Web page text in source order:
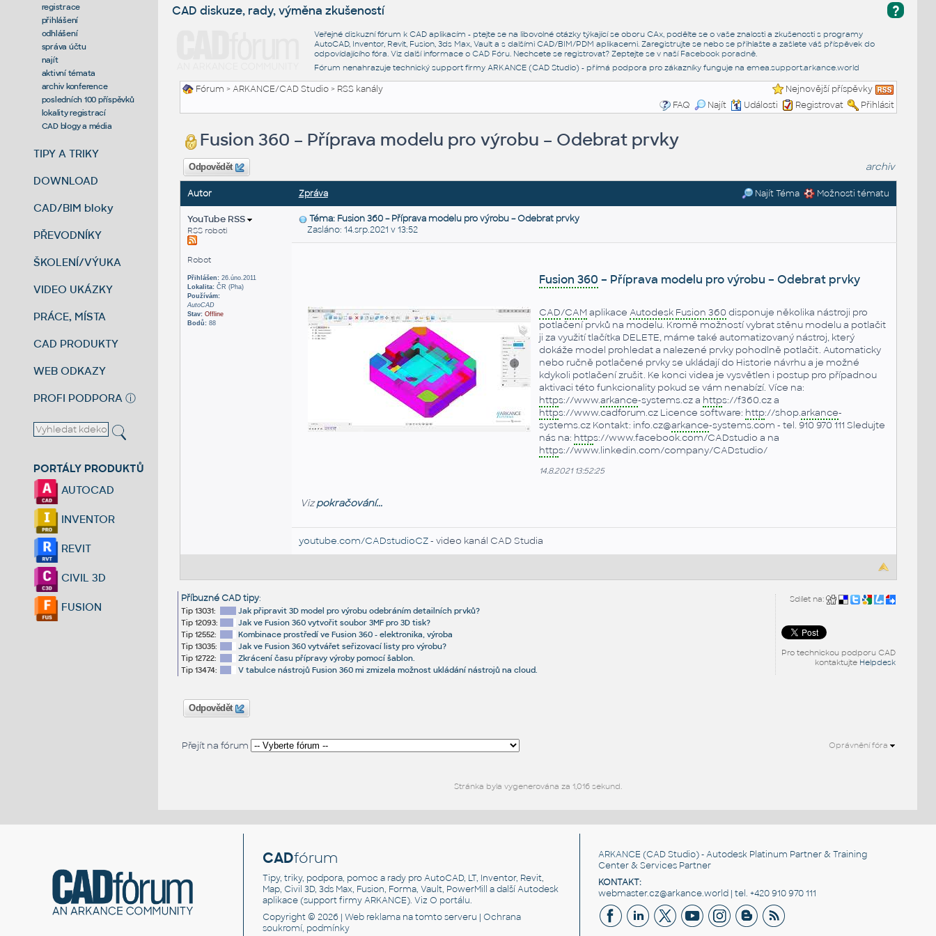
registrace
přihlášení
odhlášení
správa účtu
najít
aktivní témata
archiv konference
posledních 100 příspěvků
lokality registrací
CAD blogy a média
TIPY A TRIKY
DOWNLOAD
CAD/BIM bloky
PŘEVODNÍKY
ŠKOLENÍ/VÝUKA
VIDEO UKÁZKY
PRÁCE, MÍSTA
CAD PRODUKTY
WEB ODKAZY
PROFI PODPORA ⓘ
PORTÁLY PRODUKTŮ
AUTOCAD
INVENTOR
REVIT
CIVIL 3D
FUSION
?
CAD diskuze, rady, výměna zkušeností
Veřejné diskuzní fórum k CAD aplikacím - ptejte se na libovolné otázky týkající se oboru CAx, podělte se o vaše znalosti a zkušenosti s programy
AutoCAD, Inventor, Revit, Fusion, 3ds Max, Vault a s dalšími CAD/BIM/PDM aplikacemi. Zaregistrujte se nebo se přihlašte a zašlete váš příspěvek do
odpovídajícího fóra. Viz další informace o CAD Fóru. Nechcete se registrovat? Zeptejte se v naší Facebook poradně.
Fórum nenahrazuje technický support firmy ARKANCE (CAD Studio) - přímá podpora pro zákazníky funguje na emea.support.arkance.world
Fórum >ARKANCE/CAD Studio> RSS kanály
Nejnovější příspěvky
FAQ
Najít Události Registrovat Přihlásit
Fusion 360 – Příprava modelu pro výrobu – Odebrat prvky
Odpovědět archiv
Autor Zpráva Najít Téma Možnosti tématu
YouTube RSS
RSS roboti
Robot
Přihlášen:26.úno.2011
Lokalita:ČR (Pha)
Používám:
AutoCAD
Stav: Offline
Bodů:88
Téma: Fusion 360 – Příprava modelu pro výrobu – Odebrat prvky
Zasláno: 14.srp.2021 v 13:52
Fusion 360 – Příprava modelu pro výrobu – Odebrat prvky
CAD/CAMaplikace Autodesk Fusion 360 disponuje několika nástroji pro
potlačení prvků na modelu. Kromě možností vybrat stěnu modelu a potlačit
ji za využití tlačítka DELETE, máme také automatizovaný nástroj, který
dokáže model prohledat a nalezené prvky pohodlně potlačit. Automaticky
nebo ručně potlačené prvky se ukládají do Historie návrhu a je možné
kdykoli potlačení zrušit. Ke konci videa je vysvětlen i postup pro případnou
aktivaci této funkcionality pokud se vám nenabízí. Více na:
https://www.arkance-systems.cz a https://f360.cz a
https://www.cadforum.cz Licence software: http://shop.arkance-
systems.cz Kontakt: info.cz@arkance-systems.com - tel. 910 970 111 Sledujte
nás na: https://www.facebook.com/CADstudio a na
https://www.linkedin.com/company/CADstudio/
14.8.2021 13:52:25
Vizpokračování...
youtube.com/CADstudioCZ- video kanál CAD Studia
Sdílet na:
Pro technickou podporu CAD
kontaktujte Helpdesk
Příbuzné CAD tipy:
Tip 13031:
Jak připravit 3D model pro výrobu odebráním detailních prvků?
Tip 12093:
Jak ve Fusion 360 vytvořit soubor 3MF pro 3D tisk?
Tip 12552:
Kombinace prostředí ve Fusion 360 - elektronika, výroba
Tip 13035:
Jak ve Fusion 360 vytvářet seřizovací listy pro výrobu?
Tip 12722:
Zkrácení času přípravy výroby pomocí šablon.
Tip 13474:
V tabulce nástrojů Fusion 360 mi zmizela možnost ukládání nástrojů na cloud.
Odpovědět
Přejít na fórum Oprávnění fóra
Stránka byla vygenerována za 1,016 sekund.
CADfórum
Tipy, triky, podpora, pomoc a rady pro AutoCAD, LT, Inventor, Revit,
Map, Civil 3D, 3ds Max, Fusion, Forma, Vault, PowerMill a další Autodesk
aplikace (support firmy ARKANCE). VizO portálu.
Copyright © 2026 |Web reklama na tomto serveru |Ochrana
soukromí, podmínky
ARKANCE (CAD Studio) - Autodesk Platinum Partner & Training
Center & Services Partner
KONTAKT:
webmaster.cz@arkance.world | tel. +420 910 970 111